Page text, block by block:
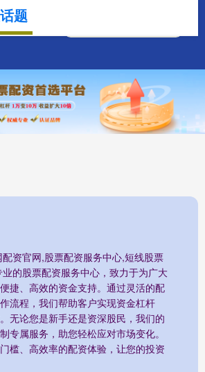
资官网,股票配资服务中心,短线股票
的股票配资服务中心，致力于为广大
捷、高效的资金支持。通过灵活的配
流程，我们帮助客户实现资金杠杆
无论您是新手还是资深股民，我们的
专属服务，助您轻松应对市场变化。
槛、高效率的配资体验，让您的投资
题